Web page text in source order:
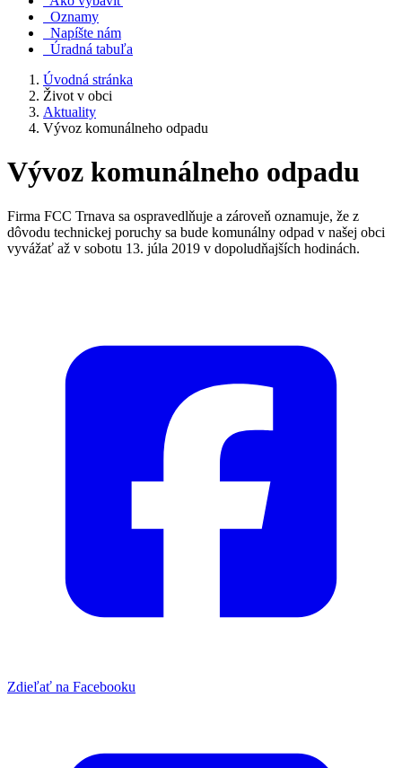
Oznamy
Napíšte nám
Úradná tabuľa
Úvodná stránka
Život v obci
Aktuality
Vývoz komunálneho odpadu
Vývoz komunálneho odpadu
Firma FCC Trnava sa ospravedlňuje a zároveň oznamuje, že z
dôvodu technickej poruchy sa bude komunálny odpad v našej obci
vyvážať až v sobotu 13. júla 2019 v dopoludňajších hodinách.
Zdieľať na Facebooku